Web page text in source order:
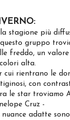
stagione più
questo gruppo
freddo, un
alta.
cui rientrano le
con
le star troviamo
Cruz -
nuance adatte